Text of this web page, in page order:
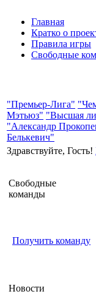
Главная
Кратко о
Правила игры
Свободные
"Премьер-Лига"
Мэтьюз" "Высшая
"Александр
Белькевич"
Здравствуйте, Гость!
Свободные
команды
Получить команду
Новости